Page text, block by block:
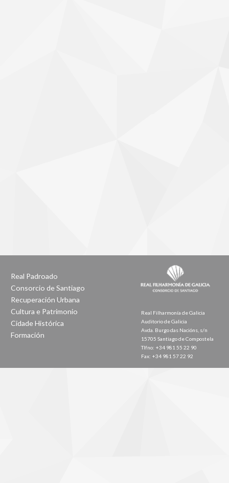
Real Padroado
Consorcio de Santiago
Recuperación Urbana
Cultura e Patrimonio
Cidade Histórica
Formación
Real Filharmonía de Galicia
Auditorio de Galicia
Avda. Burgo das Nacións, s/n
15705 Santiago de Compostela
Tlfno: +34 981 55 22 90
Fax: +34 981 57 22 92